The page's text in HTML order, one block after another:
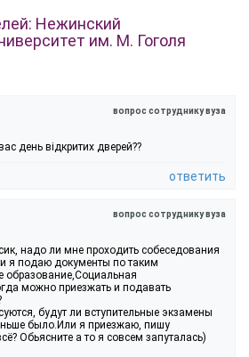
Нежинский
им. М. Гоголя
вопрос сотруднику вуза
день відкритих дверей??
ответить
вопрос сотруднику вуза
надо ли мне проходить собеседования
я подаю документы по таким
можно приезжать и подавать
будут ли вступительные экзамены
было.Или я приезжаю, пишу
Обьясните а то я совсем запуталась)